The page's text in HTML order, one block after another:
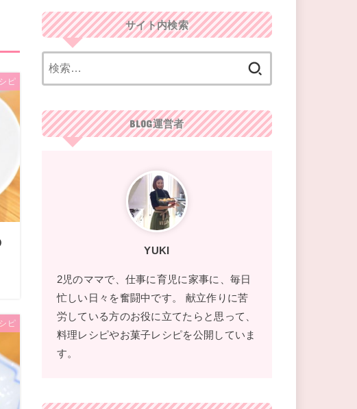
ピ
ピ
サイト内検索
BLOG運営者
YUKI
2児のママで、仕事に育児に家事に、毎日
忙しい日々を奮闘中です。 献立作りに苦
労している方のお役に立てたらと思って、
料理レシピやお菓子レシピを公開していま
す。